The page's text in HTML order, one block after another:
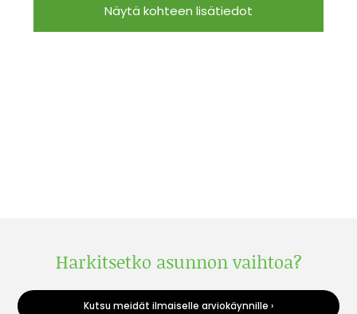
Näytä kohteen lisätiedot
Harkitsetko asunnon vaihtoa?
Kutsu meidät ilmaiselle arviokäynnille ›